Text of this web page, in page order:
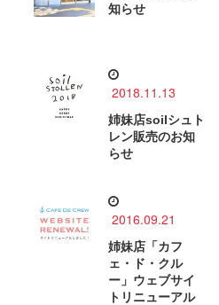
知らせ
2018.11.13
姉妹店soilシュト
レン販売のお知
らせ
2016.09.21
姉妹店「カフ
ェ・ド・クル
ー」ウェブサイ
トリニューアル